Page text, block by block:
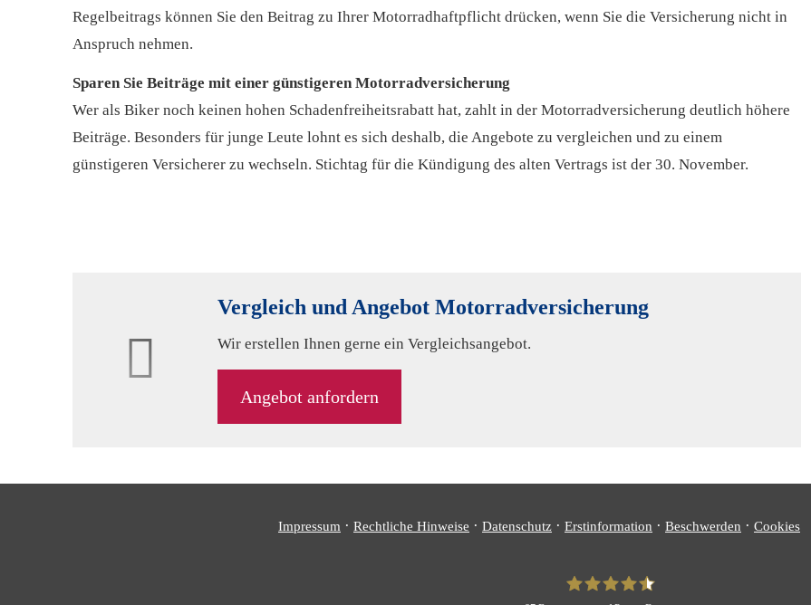
Regelbeitrags können Sie den Beitrag zu Ihrer Motorradhaftpflicht drücken, wenn Sie die Versicherung nicht in
Anspruch nehmen.
Sparen Sie Beiträge mit einer günstigeren Motor­rad­ver­sicherung
Wer als Biker noch keinen hohen Schadenfreiheitsrabatt hat, zahlt in der Motor­rad­ver­sicherung deutlich höhere
Beiträge. Besonders für junge Leute lohnt es sich deshalb, die Angebote zu ver­gleichen und zu einem
günstigeren Versicherer zu wechseln. Stichtag für die Kündigung des alten Vertrags ist der 30. November.
Vergleich und Angebot Motor­rad­ver­sicherung
Wir erstellen Ihnen gerne ein Vergleichsangebot.
An­ge­bot an­for­dern
Impressum · Rechtliche Hinweise · Datenschutz · Erstinformation · Beschwerden · Cookies